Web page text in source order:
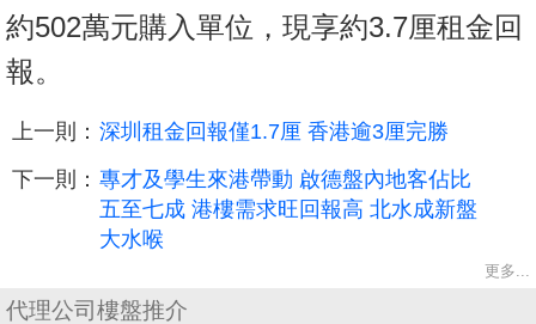
約502萬元購入單位，現享約3.7厘租金回
報。
上一則： 深圳租金回報僅1.7厘 香港逾3厘完勝
下一則： 專才及學生來港帶動 啟德盤內地客佔比
五至七成 港樓需求旺回報高 北水成新盤
大水喉
更多...
代理公司樓盤推介